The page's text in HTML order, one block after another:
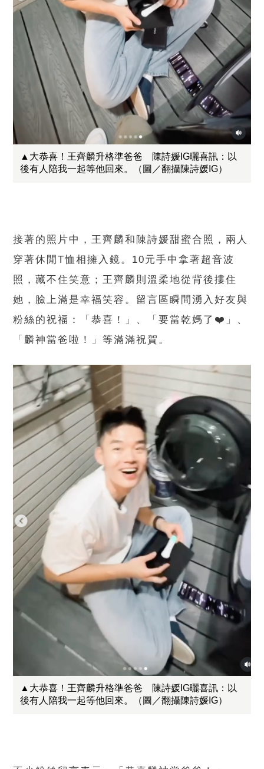
▲大恭喜！王齊麟升格準爸爸 陳詩媛IG曬喜訊：以
後有人陪我一起等他回來。（圖／翻攝陳詩媛IG）
接著的照片中，王齊麟和陳詩媛甜蜜合照，兩人
穿著休閒T恤相擁入鏡。10元手中拿著超音波
照，藏不住笑意；王齊麟則溫柔地從背後摟住
她，臉上滿是幸福笑容。留言區瞬間湧入好友與
粉絲的祝福：「恭喜！」、「要當乾媽了❤️」、
「麟神當爸啦！」等滿滿祝賀。
▲大恭喜！王齊麟升格準爸爸 陳詩媛IG曬喜訊：以
後有人陪我一起等他回來。（圖／翻攝陳詩媛IG）